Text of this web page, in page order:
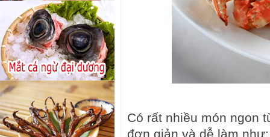
Có rất nhiều món ngon
đơn giản và dễ làm như: